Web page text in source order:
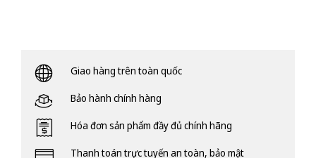
Giao hàng trên toàn quốc
Bảo hành chính hàng
Hóa đơn sản phẩm đầy đủ chính hãng
Thanh toán trực tuyến an toàn, bảo mật